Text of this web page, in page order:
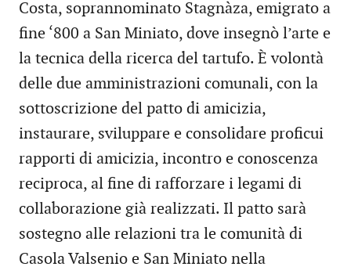
Costa, soprannominato Stagnàza, emigrato a
fine ‘800 a San Miniato, dove insegnò l’arte e
la tecnica della ricerca del tartufo. È volontà
delle due amministrazioni comunali, con la
sottoscrizione del patto di amicizia,
instaurare, sviluppare e consolidare proficui
rapporti di amicizia, incontro e conoscenza
reciproca, al fine di rafforzare i legami di
collaborazione già realizzati. Il patto sarà
sostegno alle relazioni tra le comunità di
Casola Valsenio e San Miniato nella